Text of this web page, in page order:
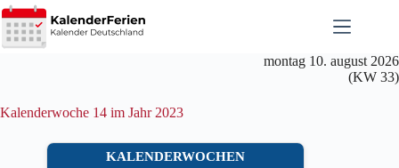
Zum
Inhalt
springen
montag 10. august 2026
(KW 33)
Kalenderwoche 14 im Jahr 2023
KALENDERWOCHEN